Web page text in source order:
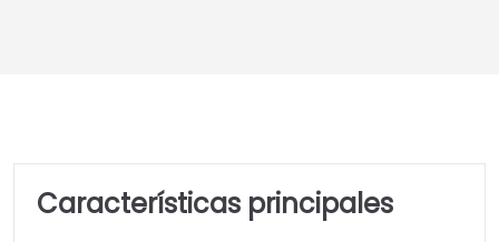
Características principales